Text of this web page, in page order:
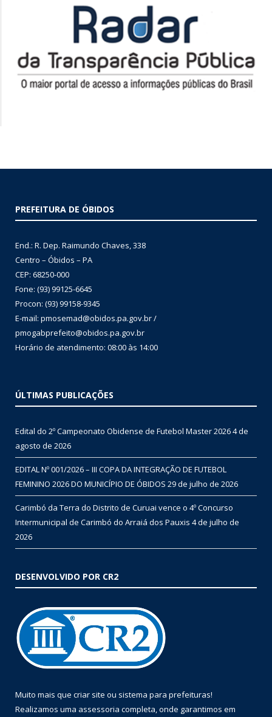
PREFEITURA DE ÓBIDOS
End.: R. Dep. Raimundo Chaves, 338
Centro – Óbidos – PA
CEP: 68250-000
Fone: (93) 99125-6645
Procon: (93) 99158-9345
E-mail: pmosemad@obidos.pa.gov.br /
pmogabprefeito@obidos.pa.gov.br
Horário de atendimento: 08:00 às 14:00
ÚLTIMAS PUBLICAÇÕES
Edital do 2º Campeonato Obidense de Futebol Master 20264 de
agosto de 2026
EDITAL Nº 001/2026 – III COPA DA INTEGRAÇÃO DE FUTEBOL
FEMININO 2026 DO MUNICÍPIO DE ÓBIDOS 29 de julho de 2026
Carimbó da Terra do Distrito de Curuai vence o 4º Concurso
Intermunicipal de Carimbó do Arraiá dos Pauxis 4 de julho de
2026
DESENVOLVIDO POR CR2
Muito mais que criar site ou sistema para prefeituras!
Realizamos uma assessoria completa, onde garantimos em